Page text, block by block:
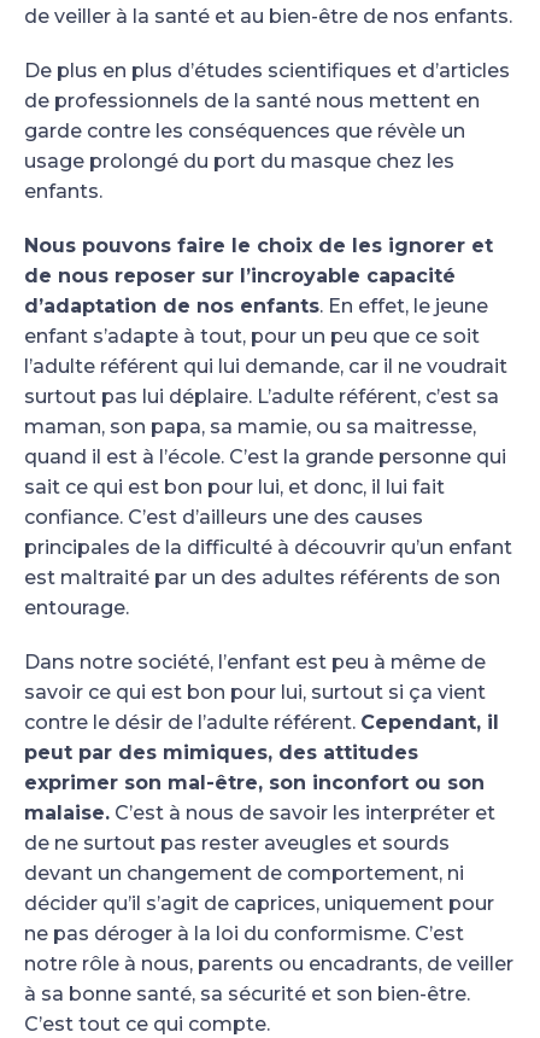
de veiller à la santé et au bien-être de nos enfants.
De plus en plus d’études scientifiques et d’articles
de professionnels de la santé nous mettent en
garde contre les conséquences que révèle un
usage prolongé du port du masque chez les
enfants.
Nous pouvons faire le choix de les ignorer et
de nous reposer sur l’incroyable capacité
d’adaptation de nos enfants. En effet, le jeune
enfant s’adapte à tout, pour un peu que ce soit
l’adulte référent qui lui demande, car il ne voudrait
surtout pas lui déplaire. L’adulte référent, c’est sa
maman, son papa, sa mamie, ou sa maitresse,
quand il est à l’école. C’est la grande personne qui
sait ce qui est bon pour lui, et donc, il lui fait
confiance. C’est d’ailleurs une des causes
principales de la difficulté à découvrir qu’un enfant
est maltraité par un des adultes référents de son
entourage.
Dans notre société, l’enfant est peu à même de
savoir ce qui est bon pour lui, surtout si ça vient
contre le désir de l’adulte référent. Cependant, il
peut par des mimiques, des attitudes
exprimer son mal-être, son inconfort ou son
malaise. C’est à nous de savoir les interpréter et
de ne surtout pas rester aveugles et sourds
devant un changement de comportement, ni
décider qu’il s’agit de caprices, uniquement pour
ne pas déroger à la loi du conformisme. C’est
notre rôle à nous, parents ou encadrants, de veiller
à sa bonne santé, sa sécurité et son bien-être.
C’est tout ce qui compte.